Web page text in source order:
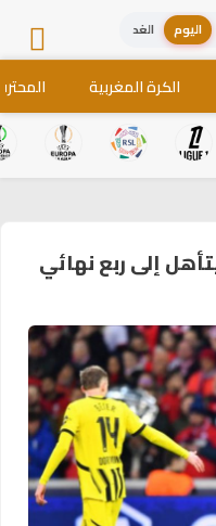
اليوم الغد
الكرة المغربية
إلى ربع نهائي